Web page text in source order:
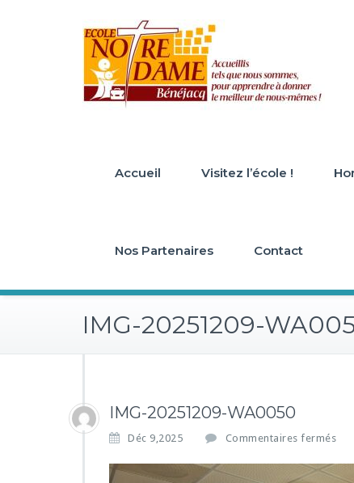
Accueil Visitez l’école !
Nos Partenaires Contact
IMG-20251209-
IMG-20251209-WA0050
Déc 9,2025 Commentaires fermés